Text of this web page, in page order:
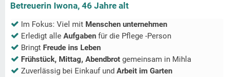
Betreuerin Iwona, 46 Jahre alt
Im Fokus: Viel mit Menschen unternehmen
Erledigt alle Aufgaben für die Pflege -Person
Bringt Freude ins Leben
Frühstück, Mittag, Abendbrot gemeinsam in Mihla
Zuverlässig bei Einkauf und Arbeit im Garten